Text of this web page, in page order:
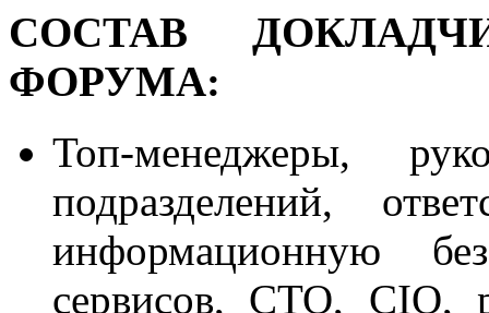
СОСТАВ
ФОРУМА:
Топ-менеджеры,
подразделений,
информационную
сервисов, CTO, CIO,